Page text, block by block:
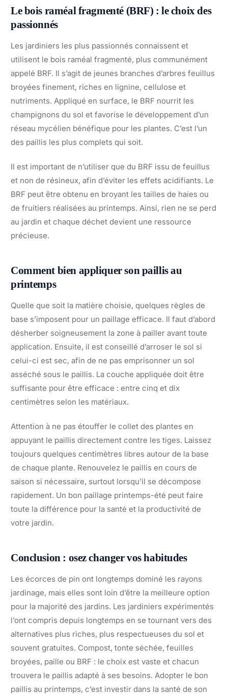
Le bois raméal fragmenté (BRF) : le choix des
passionnés
Les jardiniers les plus passionnés connaissent et
utilisent le bois raméal fragmenté, plus communément
appelé BRF. Il s’agit de jeunes branches d’arbres feuillus
broyées finement, riches en lignine, cellulose et
nutriments. Appliqué en surface, le BRF nourrit les
champignons du sol et favorise le développement d’un
réseau mycélien bénéfique pour les plantes. C’est l’un
des paillis les plus complets qui soit.
Il est important de n’utiliser que du BRF issu de feuillus
et non de résineux, afin d’éviter les effets acidifiants. Le
BRF peut être obtenu en broyant les tailles de haies ou
de fruitiers réalisées au printemps. Ainsi, rien ne se perd
au jardin et chaque déchet devient une ressource
précieuse.
Comment bien appliquer son paillis au
printemps
Quelle que soit la matière choisie, quelques règles de
base s’imposent pour un paillage efficace. Il faut d’abord
désherber soigneusement la zone à pailler avant toute
application. Ensuite, il est conseillé d’arroser le sol si
celui-ci est sec, afin de ne pas emprisonner un sol
asséché sous le paillis. La couche appliquée doit être
suffisante pour être efficace : entre cinq et dix
centimètres selon les matériaux.
Attention à ne pas étouffer le collet des plantes en
appuyant le paillis directement contre les tiges. Laissez
toujours quelques centimètres libres autour de la base
de chaque plante. Renouvelez le paillis en cours de
saison si nécessaire, surtout lorsqu’il se décompose
rapidement. Un bon paillage printemps-été peut faire
toute la différence pour la santé et la productivité de
votre jardin.
Conclusion : osez changer vos habitudes
Les écorces de pin ont longtemps dominé les rayons
jardinage, mais elles sont loin d’être la meilleure option
pour la majorité des jardins. Les jardiniers expérimentés
l’ont compris depuis longtemps en se tournant vers des
alternatives plus riches, plus respectueuses du sol et
souvent gratuites. Compost, tonte séchée, feuilles
broyées, paille ou BRF : le choix est vaste et chacun
trouvera le paillis adapté à ses besoins. Adopter le bon
paillis au printemps, c’est investir dans la santé de son